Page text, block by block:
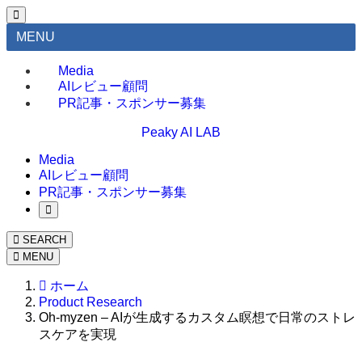
MENU
Media
AIレビュー顧問
PR記事・スポンサー募集
Peaky AI LAB
Media
AIレビュー顧問
PR記事・スポンサー募集
SEARCH
MENU
ホーム
Product Research
Oh-myzen – AIが生成するカスタム瞑想で日常のストレ
スケアを実現